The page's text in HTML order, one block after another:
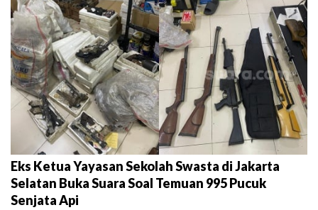
Eks Ketua Yayasan Sekolah Swasta di Jakarta
Selatan Buka Suara Soal Temuan 995 Pucuk
Senjata Api